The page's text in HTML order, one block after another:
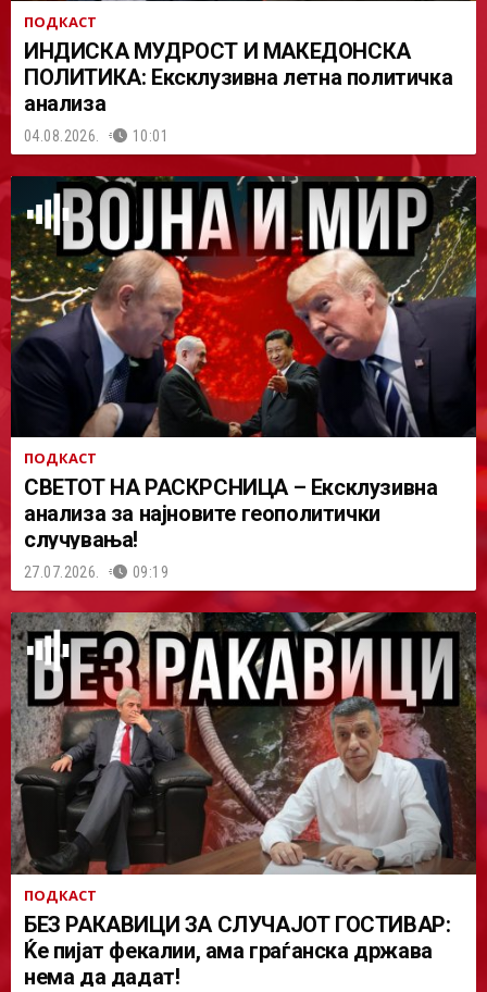
ПОДКАСТ
ИНДИСКА МУДРОСТ И МАКЕДОНСКА
ПОЛИТИКА: Ексклузивна летна политичка
анализа
04.08.2026. 10:01
ПОДКАСТ
СВЕТОТ НА РАСКРСНИЦА – Ексклузивна
анализа за најновите геополитички
случувања!
27.07.2026. 09:19
ПОДКАСТ
БЕЗ РАКАВИЦИ ЗА СЛУЧАЈОТ ГОСТИВАР:
Ќе пијат фекалии, ама граѓанска држава
нема да дадат!